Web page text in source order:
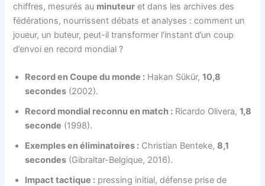
chiffres, mesurés au minuteur et dans les archives des
fédérations, nourrissent débats et analyses : comment un
joueur, un buteur, peut-il transformer l’instant d’un coup
d’envoi en record mondial ?
Record en Coupe du monde : Hakan Sükür,10,8
secondes (2002).
Record mondial reconnu en match : Ricardo Olivera,1,8
seconde (1998).
Exemples en éliminatoires : Christian Benteke,8,1
secondes (Gibraltar-Belgique, 2016).
Impact tactique : pressing initial, défense prise de